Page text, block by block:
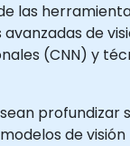
las
de
(CNN) y
profundizar
de visión